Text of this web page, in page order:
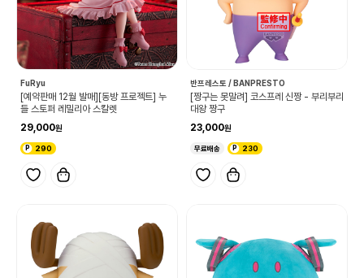
FuRyu
[예약판매 12월 발매][동방 프로젝트] 누
들 스토퍼 레밀리아 스칼렛
29,000
290
반프레스토 / BANPRESTO
[짱구는 못말려] 코스프레 신짱 - 부리부리
대왕 짱구
23,000
무료배송 230